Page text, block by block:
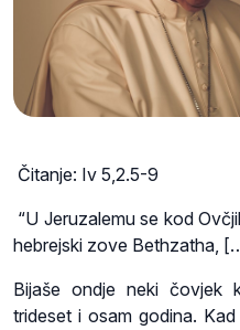
Čitanje: Iv 5,2.5-9
“U Jeruzalemu se kod
hebrejski zove Bethzatha,
Bijaše ondje neki
trideset i osam godina.